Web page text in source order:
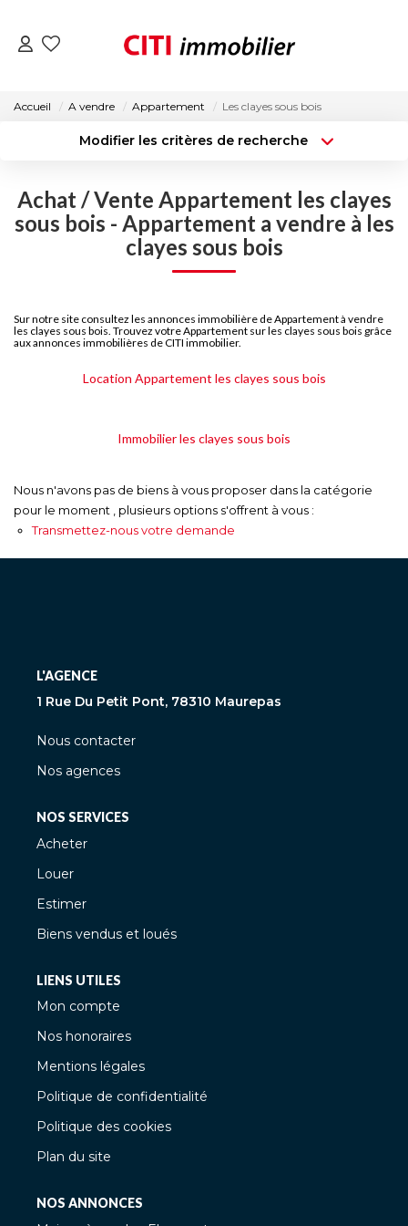
LOCATIONS
ESTIMATION
NOS AGENCES
ACTUALITÉS
Accueil A vendre Appartement Les clayes sous bois
Modifier les critères de recherche
Sélectionnez...
Type de bien
Surface min
Achat / Vente Appartement les clayes
sous bois - Appartement a vendre à les
clayes sous bois
Sur notre site consultez les annonces immobilière de Appartement à vendre
les clayes sous bois. Trouvez votre Appartement sur les clayes sous bois grâce
aux annonces immobilières de CITI immobilier.
Location Appartement les clayes sous bois
Immobilier les clayes sous bois
Nous n'avons pas de biens à vous proposer dans la catégorie
pour le moment , plusieurs options s'offrent à vous :
Transmettez-nous votre demande
L'AGENCE
1 Rue Du Petit Pont, 78310 Maurepas
Nous contacter
Nos agences
NOS SERVICES
Acheter
Louer
Estimer
Biens vendus et loués
LIENS UTILES
Mon compte
Nos honoraires
Mentions légales
Politique de confidentialité
Politique des cookies
Plan du site
NOS ANNONCES